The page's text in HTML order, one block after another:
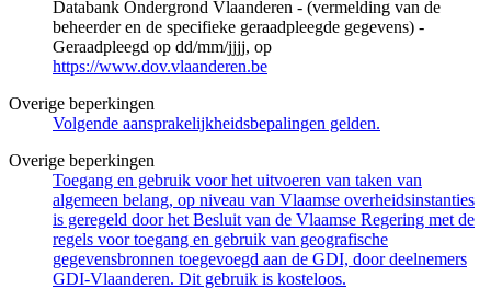
Databank Ondergrond Vlaanderen - (vermelding van de
beheerder en de specifieke geraadpleegde gegevens) -
Geraadpleegd op dd/mm/jjjj, op
https://www.dov.vlaanderen.be
Overige beperkingen
Volgende aansprakelijkheidsbepalingen gelden.
Overige beperkingen
Toegang en gebruik voor het uitvoeren van taken van
algemeen belang, op niveau van Vlaamse overheidsinstanties
is geregeld door het Besluit van de Vlaamse Regering met de
regels voor toegang en gebruik van geografische
gegevensbronnen toegevoegd aan de GDI, door deelnemers
GDI-Vlaanderen. Dit gebruik is kosteloos.